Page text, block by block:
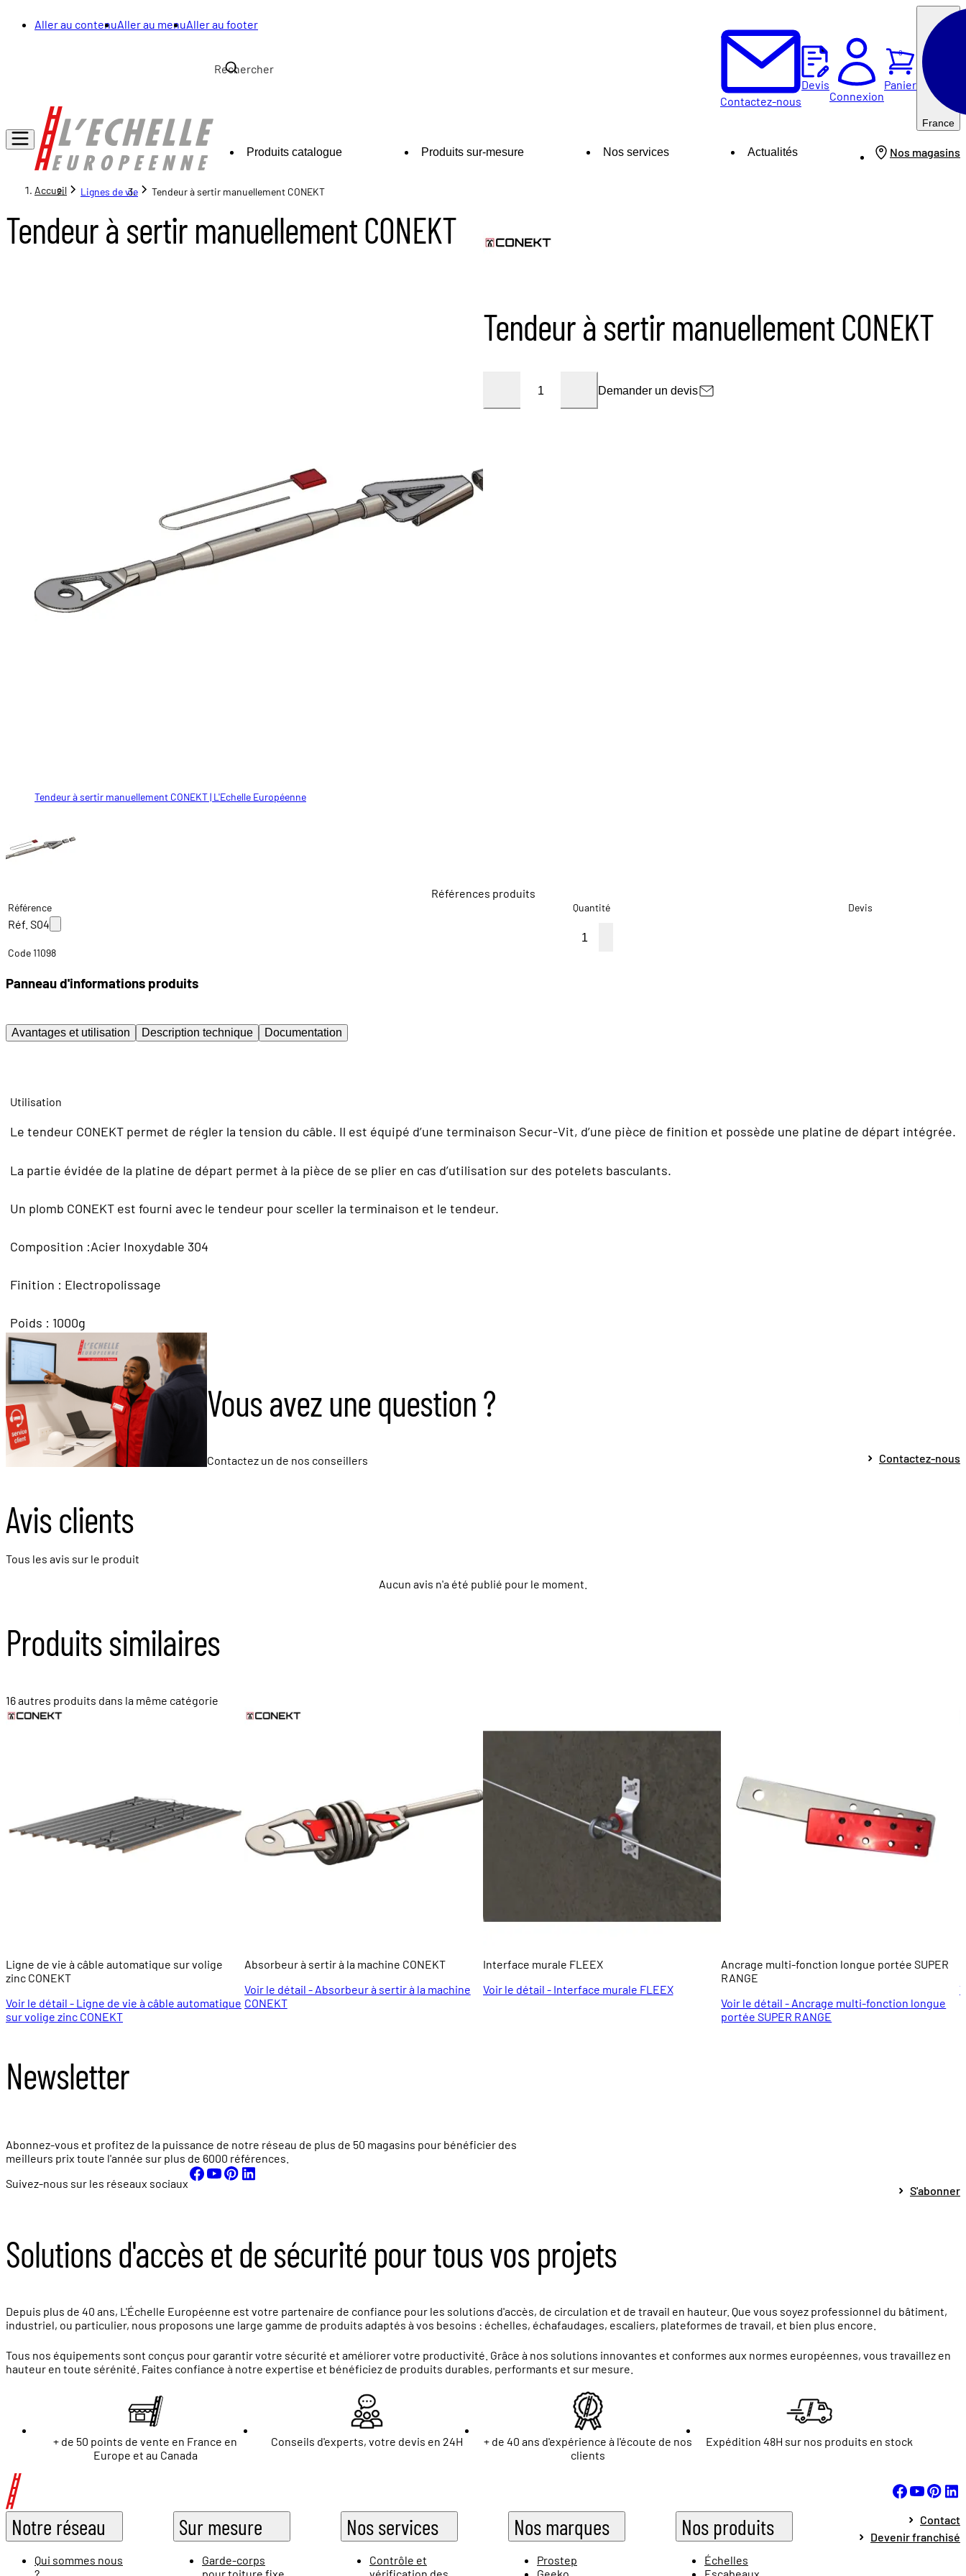
Aller au contenuAller au menuAller au footer
Contactez-nous
Devis
Connexion
Panier
0
France
Produits catalogue Produits sur-mesure Nos services Actualités Nos magasins
Accueil Lignes de vie Tendeur à sertir manuellement CONEKT
Tendeur à sertir manuellement CONEKT
Tendeur à sertir manuellement CONEKT | L'Echelle Européenne
Tendeur à sertir manuellement CONEKT
Demander un devis
Références produits
Référence Quantité Devis
Réf. S04
Code 11098
Panneau d'informations produits
Avantages et utilisation Description technique Documentation
Utilisation
Le tendeur CONEKT permet de régler la tension du câble. Il est équipé d’une terminaison Secur-Vit, d’une pièce de finition et possède une platine de départ intégrée.
La partie évidée de la platine de départ permet à la pièce de se plier en cas d’utilisation sur des potelets basculants.
Un plomb CONEKT est fourni avec le tendeur pour sceller la terminaison et le tendeur.
Composition :Acier Inoxydable 304
Finition : Electropolissage
Poids : 1000g
Vous avez une question ?
Contactez un de nos conseillers Contactez-nous
Avis clients
Tous les avis sur le produit
Aucun avis n'a été publié pour le moment.
Produits similaires
16 autres produits dans la même catégorie
Ligne de vie à câble automatique sur volige
zinc CONEKT
Voir le détail - Ligne de vie à câble automatique
sur volige zinc CONEKT
Absorbeur à sertir à la machine CONEKT
Voir le détail - Absorbeur à sertir à la machine
CONEKT
Interface murale FLEEX
Voir le détail - Interface murale FLEEX
Ancrage multi-fonction longue portée SUPER
RANGE
Voir le détail - Ancrage multi-fonction longue
portée SUPER RANGE
Newsletter
Abonnez-vous et profitez de la puissance de notre réseau de plus de 50 magasins pour bénéficier des
meilleurs prix toute l'année sur plus de 6000 références.
Suivez-nous sur les réseaux sociaux
S'abonner
Solutions d'accès et de sécurité pour tous vos projets
Depuis plus de 40 ans, L'Échelle Européenne est votre partenaire de confiance pour les solutions d'accès, de circulation et de travail en hauteur. Que vous soyez professionnel du bâtiment,
industriel, ou particulier, nous proposons une large gamme de produits adaptés à vos besoins : échelles, échafaudages, escaliers, plateformes de travail, et bien plus encore.
Tous nos équipements sont conçus pour garantir votre sécurité et améliorer votre productivité. Grâce à nos solutions innovantes et conformes aux normes européennes, vous travaillez en
hauteur en toute sérénité. Faites confiance à notre expertise et bénéficiez de produits durables, performants et sur mesure.
+ de 50 points de vente en France en
Europe et au Canada
Conseils d'experts, votre devis en 24H
+ de 40 ans d'expérience à l'écoute de nos
clients
Expédition 48H sur nos produits en stock
Notre réseau
Qui sommes nous
?
Sur mesure
Garde-corps
pour toiture fixe
Nos services
Contrôle et
vérification des
Nos marques
Prostep
Geeko
Nos produits
Échelles
Escabeaux
Contact
Devenir franchisé